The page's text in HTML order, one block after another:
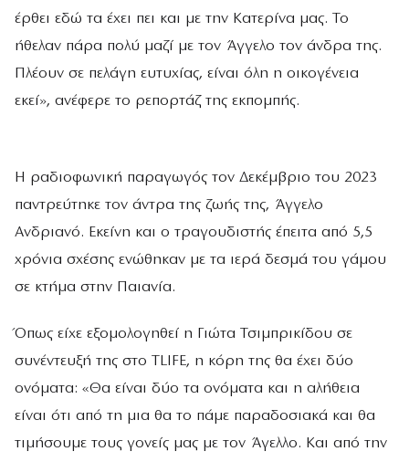
έρθει εδώ τα έχει πει και με την Κατερίνα μας. Το
ήθελαν πάρα πολύ μαζί με τον Άγγελο τον άνδρα της.
Πλέουν σε πελάγη ευτυχίας, είναι όλη η οικογένεια
εκεί», ανέφερε το ρεπορτάζ της εκπομπής.
Η ραδιοφωνική παραγωγός τον Δεκέμβριο του 2023
παντρεύτηκε τον άντρα της ζωής της, Άγγελο
Ανδριανό. Εκείνη και ο τραγουδιστής έπειτα από 5,5
χρόνια σχέσης ενώθηκαν με τα ιερά δεσμά του γάμου
σε κτήμα στην Παιανία.
Όπως είχε εξομολογηθεί η Γιώτα Τσιμπρικίδου σε
συνέντευξή της στο TLIFE, η κόρη της θα έχει δύο
ονόματα: «Θα είναι δύο τα ονόματα και η αλήθεια
είναι ότι από τη μια θα το πάμε παραδοσιακά και θα
τιμήσουμε τους γονείς μας με τον Άγελλο. Και από την